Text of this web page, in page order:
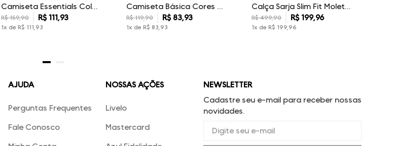
Camiseta Essentials Color Dudalina Masculina
R$ 159,90 R$111,93
1x de R$ 111 93
Camiseta Básica Cores Dudalina Masculina
R$ 119,90 R$ 83,93
1x de R$ 83 93
Calça Sarja Slim Fit Moletom Dudalina Masculina
R$ 499,90 R$199,96
1x de R$ 199, 96
AJUDA
Perguntas Frequentes
Fale Conosco
NOSSAS AÇÕES
Livelo
Mastercard
NEWSLETTER
Cadastre seu e-mail para receber nossas
novidades.